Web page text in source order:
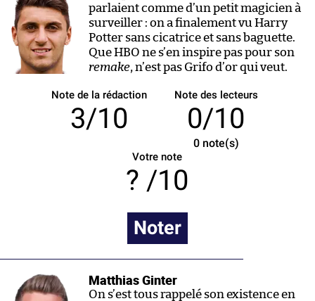
parlaient comme d’un petit magicien à
surveiller : on a finalement vu Harry
Potter sans cicatrice et sans baguette.
Que HBO ne s’en inspire pas pour son
remake, n’est pas Grifo d’or qui veut.
Note de la rédaction
3/10
Note des lecteurs
0/10
0note(s)
Votre note
/10
Noter
Matthias Ginter
On s’est tous rappelé son existence en